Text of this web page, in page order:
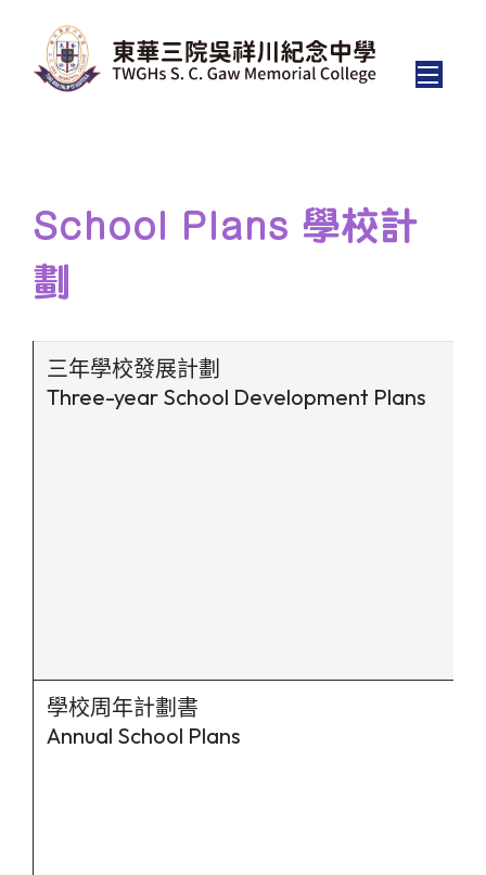
School Plans 學校計
劃
三年學校發展計劃
Three-year School Development Plans
學校周年計劃書
Annual School Plans